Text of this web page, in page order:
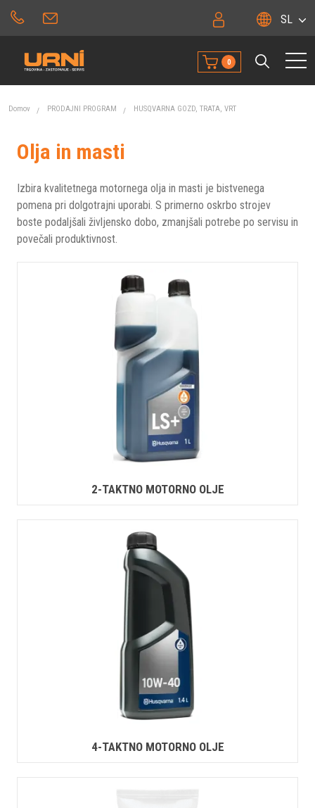
SL
0
Domov PRODAJNI PROGRAM HUSQVARNA GOZD, TRATA, VRT
Olja in masti
Izbira kvalitetnega motornega olja in masti je bistvenega
pomena pri dolgotrajni uporabi. S primerno oskrbo strojev
boste podaljšali življensko dobo, zmanjšali potrebe po servisu in
povečali produktivnost.
2-TAKTNO MOTORNO OLJE
4-TAKTNO MOTORNO OLJE